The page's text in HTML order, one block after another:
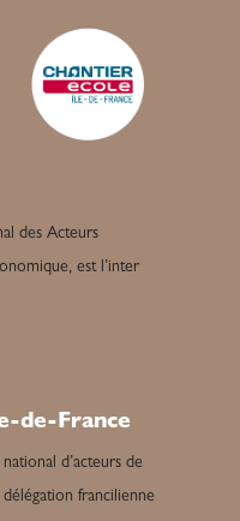
des Acteurs
est l’inter
de-France
d’acteurs de
francilienne